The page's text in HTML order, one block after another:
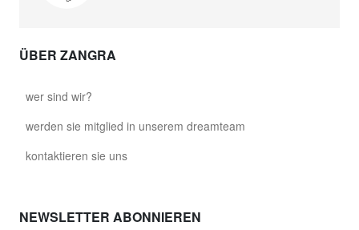
ÜBER ZANGRA
wer sind wir?
werden sie mitglied in unserem dreamteam
kontaktieren sie uns
NEWSLETTER ABONNIEREN